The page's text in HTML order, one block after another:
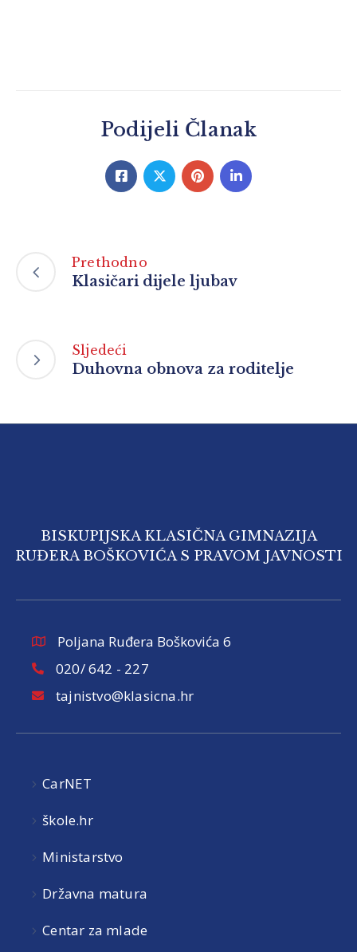
Podijeli Članak
Prethodno
Klasičari dijele ljubav
Sljedeći
Duhovna obnova za roditelje
BISKUPIJSKA KLASIČNA GIMNAZIJA
RUĐERA BOŠKOVIĆA S PRAVOM JAVNOSTI
Poljana Ruđera Boškovića 6
020/ 642 - 227
tajnistvo@klasicna.hr
CarNET
škole.hr
Ministarstvo
Državna matura
Centar za mlade